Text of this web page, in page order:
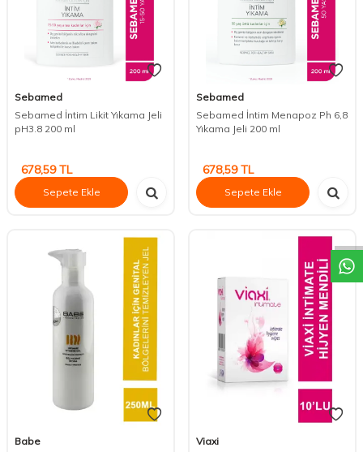
Sebamed
Sebamed İntim Likit Yıkama Jeli
pH3.8 200 ml
678,59TL
Sepete Ekle
Sebamed
Sebamed İntim Menapoz Ph 6,8
Yıkama Jeli 200 ml
678,59TL
Sepete Ekle
Babe
Viaxi